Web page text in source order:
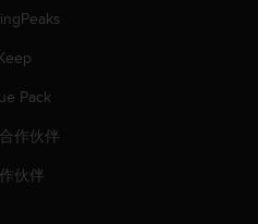
Pack
作伙伴
伙伴